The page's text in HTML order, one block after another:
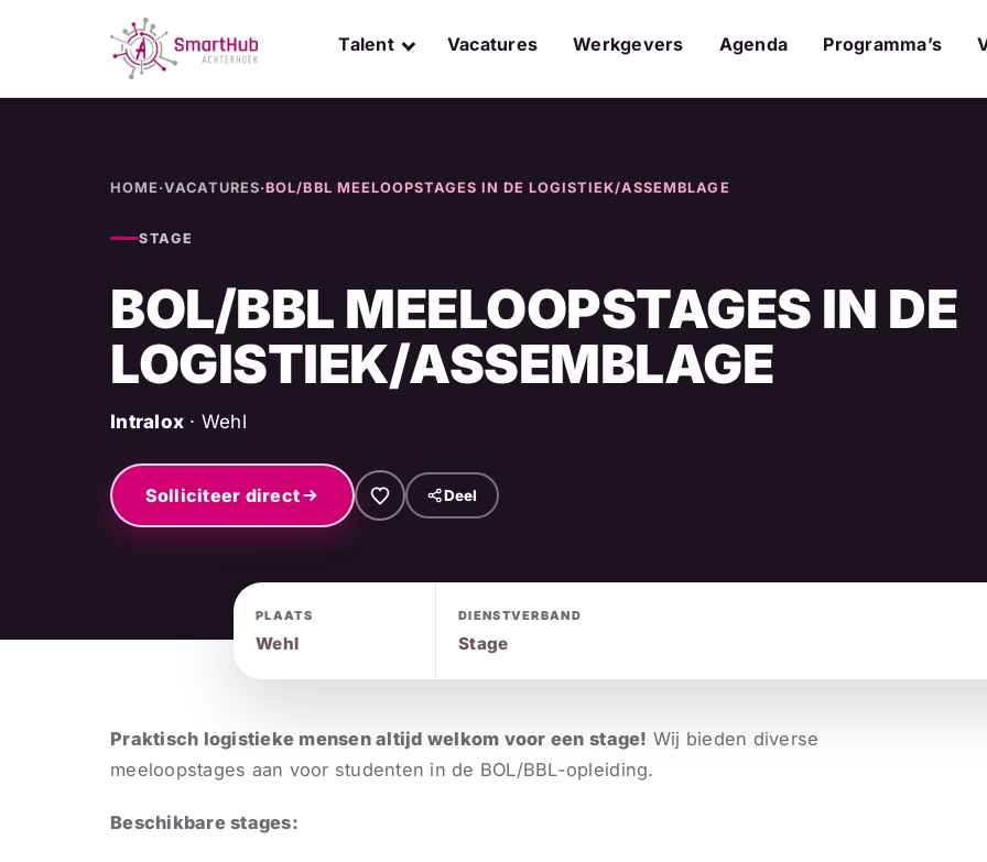
Talent Vacatures Werkgevers Agenda Programma’s
HOME ·VACATURES·BOL/BBL MEELOOPSTAGES IN DE LOGISTIEK/ASSEMBLAGE
STAGE
BOL/BBL MEELOOPSTAGES IN DE
LOGISTIEK/ASSEMBLAGE
Intralox · Wehl
Solliciteer direct Deel
PLAATS
Wehl
DIENSTVERBAND
Stage
Praktisch logistieke mensen altijd welkom voor een stage! Wij bieden diverse
meeloopstages aan voor studenten in de BOL/BBL-opleiding.
Beschikbare stages: